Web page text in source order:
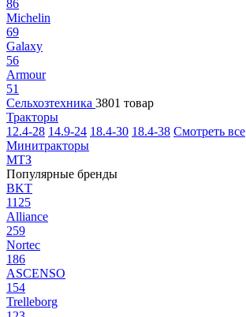
86
Michelin
69
Galaxy
56
Armour
51
Сельхозтехника 3801 товар
Тракторы
12.4-28 14.9-24 18.4-30 18.4-38 Смотреть все
Минитракторы
МТЗ
Популярные бренды
BKT
1125
Alliance
259
Nortec
186
ASCENSO
154
Trelleborg